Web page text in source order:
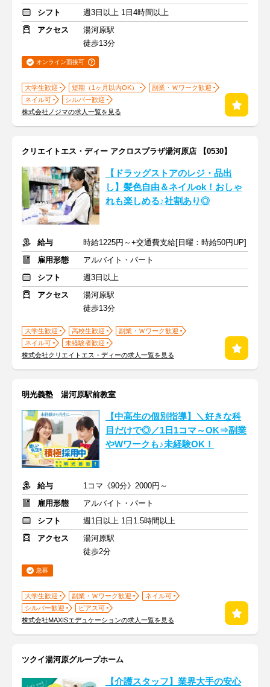
シフト
週3日以上 1日4時間以上
アクセス
湯河原駅
徒歩13分
オンライン面接可
大学生歓迎 短期（1ヶ月以内OK）
副業・Ｗワーク歓迎
ネイル可
シルバー歓迎
株式会社ノジマの求人一覧を見る
クリエイトエス・ディー アクロスプラザ湯河原店 【0530】
【ドラッグストアのレジ・品出
し】髪色自由＆ネイルok！おしゃ
れも楽しめる♪社割あり◎
給与
時給1225円～+交通費支給[日曜：時給50円UP]
雇用形態
アルバイト・パート
シフト
週3日以上
アクセス
湯河原駅
徒歩13分
大学生歓迎 高校生歓迎
副業・Ｗワーク歓迎
ネイル可
未経験者歓迎
株式会社クリエイトエス・ディーの求人一覧を見る
明光義塾 湯河原駅前教室
【中高生の個別指導】＼好きな科
目だけで◎／1日1コマ～OK⇒副業
やWワークも♪未経験OK！
給与
1コマ《90分》2000円～
雇用形態
アルバイト・パート
シフト
週1日以上 1日1.5時間以上
アクセス
湯河原駅
徒歩2分
急募
大学生歓迎 副業・Ｗワーク歓迎
ネイル可
シルバー歓迎
ピアス可
株式会社MAXISエデュケーションの求人一覧を見る
ツクイ湯河原グループホーム
【介護スタッフ】業界大手の安心